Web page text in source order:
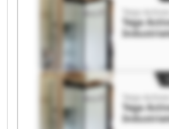
Tega
Tega